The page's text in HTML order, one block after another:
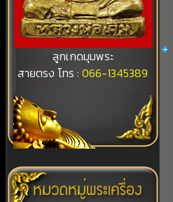
ลูกเกดมุมพระ
สายตรง โทร :066-1345389